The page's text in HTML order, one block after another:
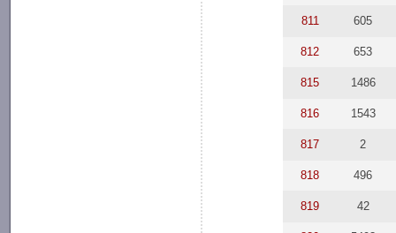
811 605
812 653
815 1486
816 1543
817 2
818 496
819 42